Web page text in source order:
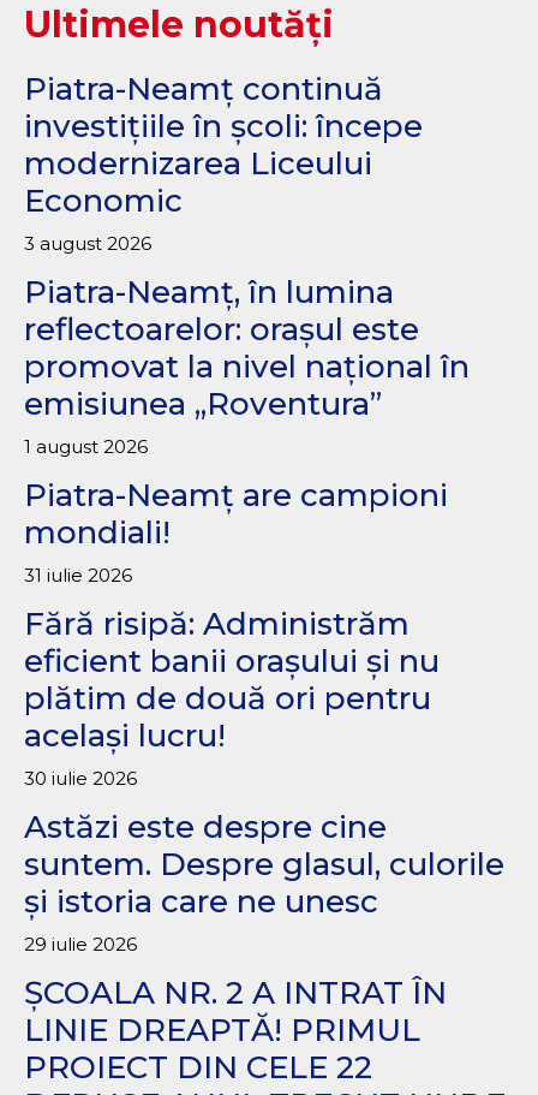
Ultimele noutăți
Piatra-Neamț continuă
investițiile în școli: începe
modernizarea Liceului
Economic
3 august 2026
Piatra-Neamț, în lumina
reflectoarelor: orașul este
promovat la nivel național în
emisiunea „Roventura”
1 august 2026
Piatra-Neamț are campioni
mondiali!
31 iulie 2026
Fără risipă: Administrăm
eficient banii orașului și nu
plătim de două ori pentru
același lucru!
30 iulie 2026
Astăzi este despre cine
suntem. Despre glasul, culorile
și istoria care ne unesc
29 iulie 2026
ȘCOALA NR. 2 A INTRAT ÎN
LINIE DREAPTĂ! PRIMUL
PROIECT DIN CELE 22